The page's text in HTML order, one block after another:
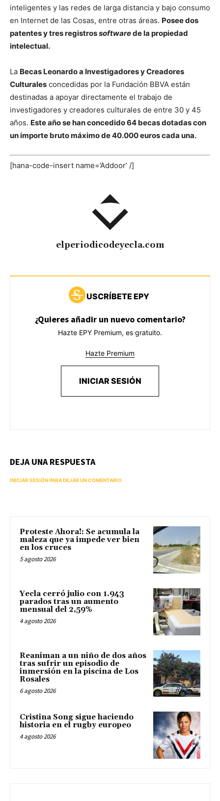
inteligentes y las redes de larga distancia y bajo consumo
en Internet de las Cosas, entre otras áreas. Posee dos
patentes y tres registrossoftwarede la propiedad
intelectual.
La Becas Leonardo a Investigadores y Creadores
Culturales concedidas por la Fundación BBVA están
destinadas a apoyar directamente el trabajo de
investigadores y creadores culturales de entre 30 y 45
años. Este año se han concedido 64 becas dotadas con
un importe bruto máximo de 40.000 euros cada una.
[hana-code-insert name=’Addoor’ /]
elperiodicodeyecla.com
USCRÍBETE EPY
¿Quieres añadir un nuevo comentario?
Hazte EPY Premium, es gratuito.
Hazte Premium
INICIAR SESIÓN
DEJA UNA RESPUESTA
INICIAR SESIÓN PARA DEJAR UN COMENTARIO
Proteste Ahora!: Se acumula la
maleza que ya impede ver bien
en los cruces
5 agosto 2026
Yecla cerró julio con 1.943
parados tras un aumento
mensual del 2,59%
4 agosto 2026
Reaniman a un niño de dos años
tras sufrir un episodio de
inmersión en la piscina de Los
Rosales
6 agosto 2026
Cristina Song sigue haciendo
historia en el rugby europeo
4 agosto 2026